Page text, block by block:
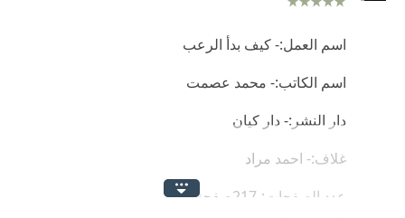
اسم العمل:- كيف بدأ الرعب
اسم الكاتب:- محمد عصمت
دار النشر:- دار كيان
غلاف:- احمد مراد
عدد الصفحات:-217صفحة